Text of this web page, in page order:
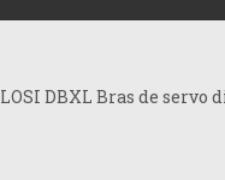
LOSI DBXL Bras de servo